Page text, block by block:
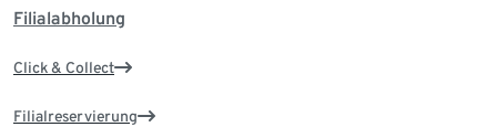
Filialabholung
Click & Collect
Filialreservierung